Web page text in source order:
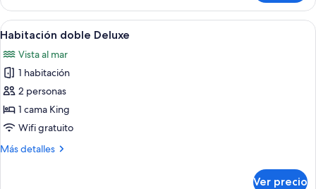
Double
Room
Extra
Abrir
todas
las
fotos
de
Habitación
doble
Habitación de hotel con una cama
2
Habitación doble Deluxe
Vista al mar
1 habitación
2 personas
1 cama King
Wifi gratuito
Más detalles
Más
Ver precio